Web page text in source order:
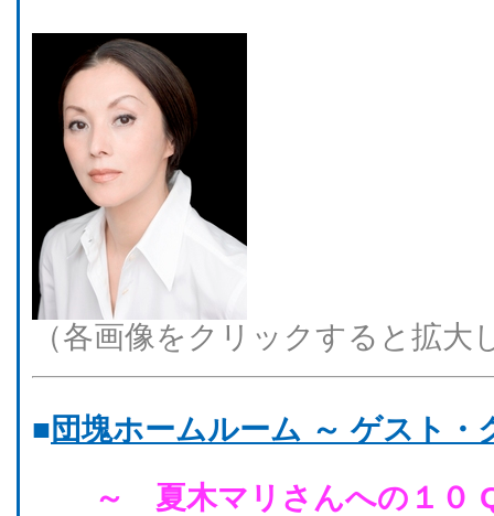
（各画像をクリックすると拡大
■団塊ホームルーム ～ ゲスト・
～ 夏木マリさんへの１